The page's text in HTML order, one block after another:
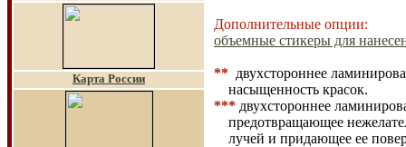
Дополнительные опции:
объемные стикеры для
** двухстороннее
насыщенность красок.
*** двухстороннее
предотвращающее
лучей и придающее ее
Карта России